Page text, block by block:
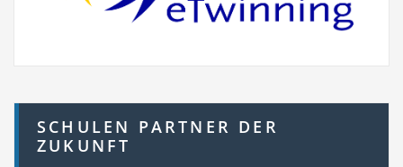
SCHULEN PARTNER DER
ZUKUNFT